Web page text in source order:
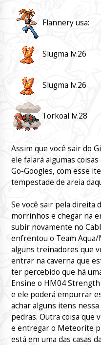
Flannery usa:
Slugma lv.26
Slugma lv.26
Torkoal lv.28
Assim que você sair do
ele falará algumas
Go-Googles, com esse
tempestade de areia
Se você sair pela direita
morrinhos e chegar na
subir novamente no
enfrentou o Team Aqua/
alguns treinadores que
entrar na caverna que
ter percebido que há
Ensine o HM04
e ele poderá empurrar
achar alguns itens
pedras. Outra coisa que
e entregar o Meteorite
está em uma das casas